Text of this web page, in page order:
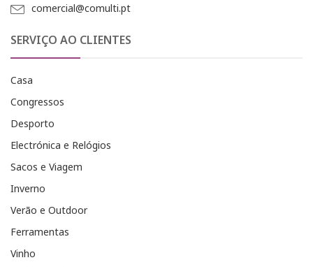
comercial@comulti.pt
SERVIÇO AO CLIENTES
Casa
Congressos
Desporto
Electrónica e Relógios
Sacos e Viagem
Inverno
Verão e Outdoor
Ferramentas
Vinho